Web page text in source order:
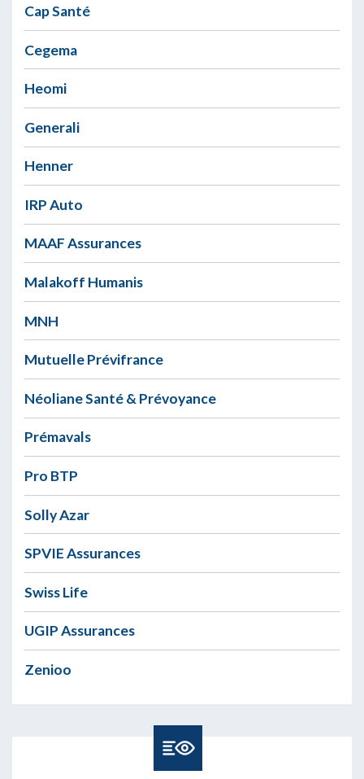
Cap Santé
Cegema
Heomi
Generali
Henner
IRP Auto
MAAF Assurances
Malakoff Humanis
MNH
Mutuelle Prévifrance
Néoliane Santé & Prévoyance
Prémavals
Pro BTP
Solly Azar
SPVIE Assurances
Swiss Life
UGIP Assurances
Zenioo